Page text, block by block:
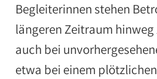
Begleiterinnen stehen
längeren Zeitraum hinweg
auch bei
etwa bei einem